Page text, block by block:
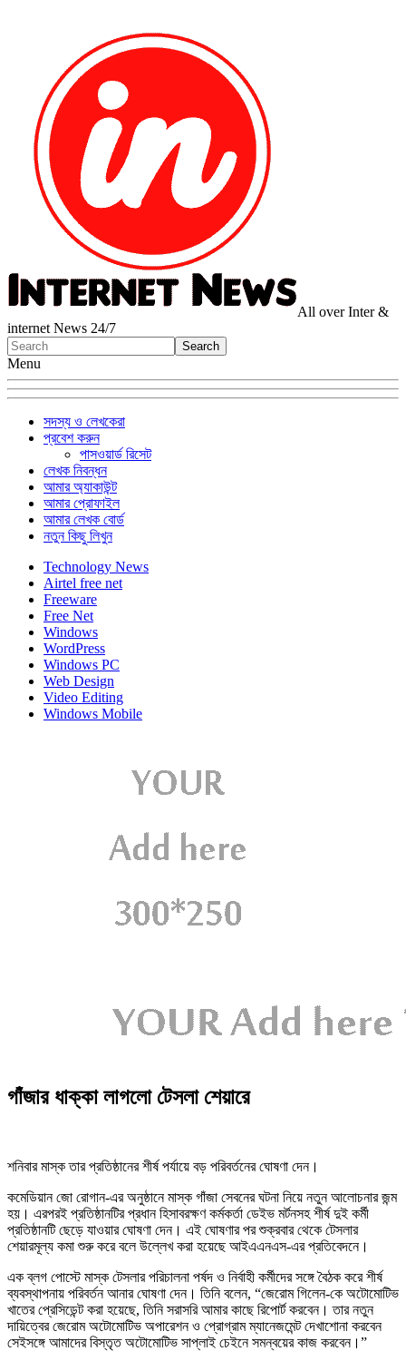
All over Inter &
internet News 24/7
Menu
সদস্য ও লেখকেরা
প্রবেশ করুন
পাসওয়ার্ড রিসেট
লেখক নিবন্ধন
আমার অ্যাকাউন্ট
আমার প্রোফাইল
আমার লেখক বোর্ড
নতুন কিছু লিখুন
Technology News
Airtel free net
Freeware
Free Net
Windows
WordPress
Windows PC
Web Design
Video Editing
Windows Mobile
গাঁজার ধাক্কা লাগলো টেসলা শেয়ারে
শনিবার মাস্ক তার প্রতিষ্ঠানের শীর্ষ পর্যায়ে বড় পরিবর্তনের ঘোষণা দেন।
কমেডিয়ান জো রোগান-এর অনুষ্ঠানে মাস্ক গাঁজা সেবনের ঘটনা নিয়ে নতুন আলোচনার জন্ম
হয়। এরপরই প্রতিষ্ঠানটির প্রধান হিসাবরক্ষণ কর্মকর্তা ডেইভ মর্টনসহ শীর্ষ দুই কর্মী
প্রতিষ্ঠানটি ছেড়ে যাওয়ার ঘোষণা দেন। এই ঘোষণার পর শুক্রবার থেকে টেসলার
শেয়ারমূল্য কমা শুরু করে বলে উল্লেখ করা হয়েছে আইএএনএস-এর প্রতিবেদনে।
এক ব্লগ পোস্টে মাস্ক টেসলার পরিচালনা পর্ষদ ও নির্বাহী কর্মীদের সঙ্গে বৈঠক করে শীর্ষ
ব্যবস্থাপনায় পরিবর্তন আনার ঘোষণা দেন। তিনি বলেন, “জেরোম গিলেন-কে অটোমোটিভ
খাতের প্রেসিডেন্ট করা হয়েছে, তিনি সরাসরি আমার কাছে রিপোর্ট করবেন। তার নতুন
দায়িত্বের জেরোম অটোমোটিভ অপারেশন ও প্রোগ্রাম ম্যানেজমেন্ট দেখাশোনা করবেন
সেইসঙ্গে আমাদের বিস্তৃত অটোমোটিভ সাপ্লাই চেইনে সমন্বয়ের কাজ করবেন।”